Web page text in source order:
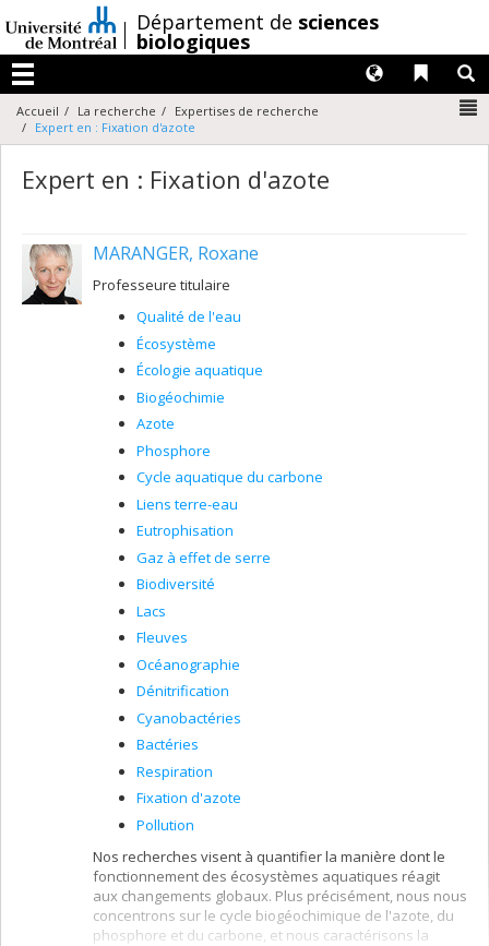
au
contenu
/Département de sciences
biologiques
Menu
Liens
Langues
Accueil La recherche
Expertises de recherche
Expert en : Fixation d'azote
Expert en : Fixation d'azote
MARANGER, Roxane
Professeure titulaire
Qualité de l'eau
Écosystème
Écologie aquatique
Biogéochimie
Azote
Phosphore
Cycle aquatique du carbone
Liens terre-eau
Eutrophisation
Gaz à effet de serre
Biodiversité
Lacs
Fleuves
Océanographie
Dénitrification
Cyanobactéries
Bactéries
Respiration
Fixation d'azote
Pollution
Nos recherches visent à quantifier la manière dont le
fonctionnement des écosystèmes aquatiques réagit
aux changements globaux. Plus précisément, nous nous
concentrons sur le cycle biogéochimique de l'azote, du
phosphore et du carbone, et nous caractérisons la